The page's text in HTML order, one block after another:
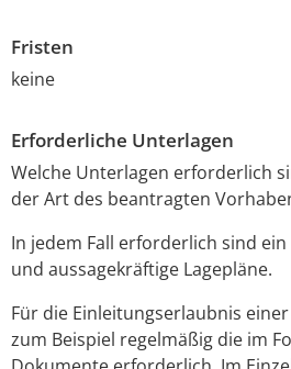
Fristen
keine
Erforderliche Unterlagen
Welche Unterlagen erforderlich
der Art des beantragten
In jedem Fall erforderlich sind
und aussagekräftige Lagepläne.
Für die Einleitungserlaubnis
zum Beispiel regelmäßig die im